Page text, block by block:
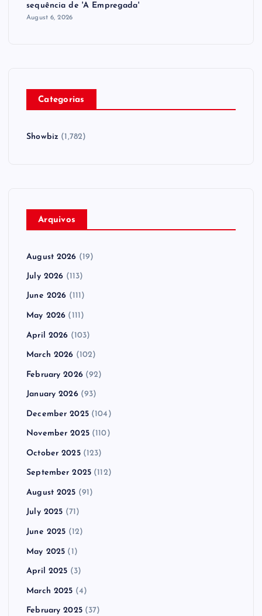
sequência de ​'A Empregada​'
August 6, 2026
Categorias
Showbiz (1,782)
Arquivos
August 2026 (19)
July 2026 (113)
June 2026 (111)
May 2026 (111)
April 2026 (103)
March 2026 (102)
February 2026(92)
January 2026(93)
December 2025(104)
November 2025(110)
October 2025(123)
September 2025 (112)
August 2025 (91)
July 2025 (71)
June 2025 (12)
May 2025 (1)
April 2025 (3)
March 2025 (4)
February 2025(37)